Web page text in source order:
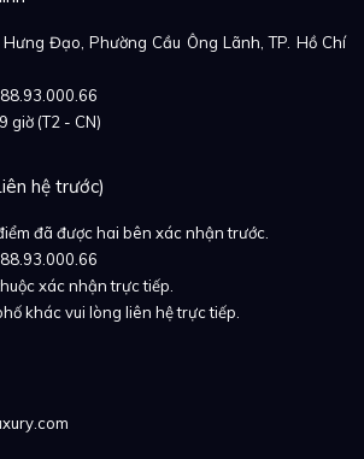
Đạo, Phường Cầu Ông Lãnh, TP. Hồ Chí
giờ (T2 - CN)
hệ trước)
đã được hai bên xác nhận trước.
xác nhận trực tiếp.
khác vui lòng liên hệ trực tiếp.